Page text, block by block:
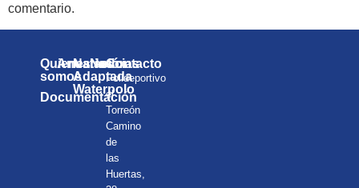
comentario.
Quienes
somos
Documentación
Anuarios
Natación
Adaptada
Waterpolo
Noticias
Contacto
Polideportivo
el
Torreón
Camino
de
las
Huertas,